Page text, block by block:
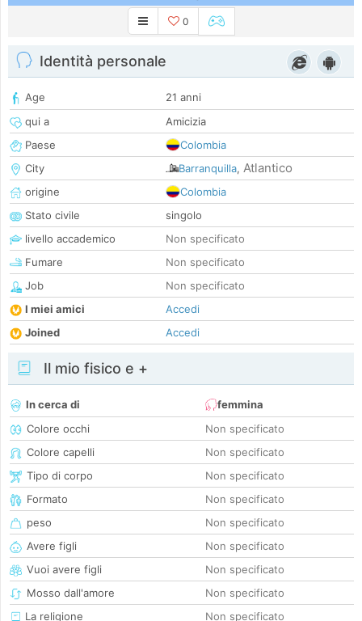
0
Identità personale
Age
21 anni
qui a
Amicizia
Paese
Colombia
City
Barranquilla, Atlantico
origine
Colombia
Stato civile
singolo
livello accademico
Non specificato
Fumare
Non specificato
Job
Non specificato
I miei amici
Accedi
Joined
Accedi
Il mio fisico e +
In cerca di
femmina
Colore occhi
Non specificato
Colore capelli
Non specificato
Tipo di corpo
Non specificato
Formato
Non specificato
peso
Non specificato
Avere figli
Non specificato
Vuoi avere figli
Non specificato
Mosso dall'amore
Non specificato
La religione
Non specificato